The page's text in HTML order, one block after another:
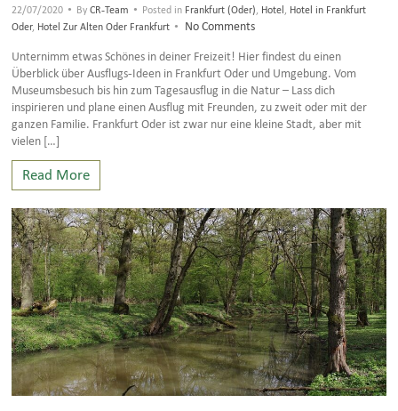
22/07/2020 • ByCR-Team • Posted in Frankfurt (Oder) Hotel
Hotel in Frankfurt
Oder, Hotel Zur Alten Oder Frankfurt • No Comments
Unternimm etwas Schönes in deiner Freizeit! Hier findest du einen
Überblick über Ausflugs-Ideen in Frankfurt Oder und Umgebung. Vom
Museumsbesuch bis hin zum Tagesausflug in die Natur – Lass dich
inspirieren und plane einen Ausflug mit Freunden, zu zweit oder mit der
ganzen Familie. Frankfurt Oder ist zwar nur eine kleine Stadt, aber mit
vielen […]
Read More